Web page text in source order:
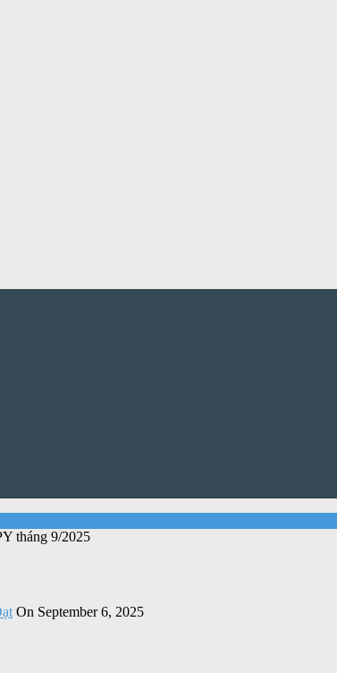
tháng 9/2025
On September 6, 2025